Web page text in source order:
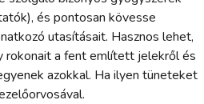
és pontosan kövesse
utasításait. Hasznos lehet,
rokonait a fent említett jelekről és
azokkal. Ha ilyen tüneteket